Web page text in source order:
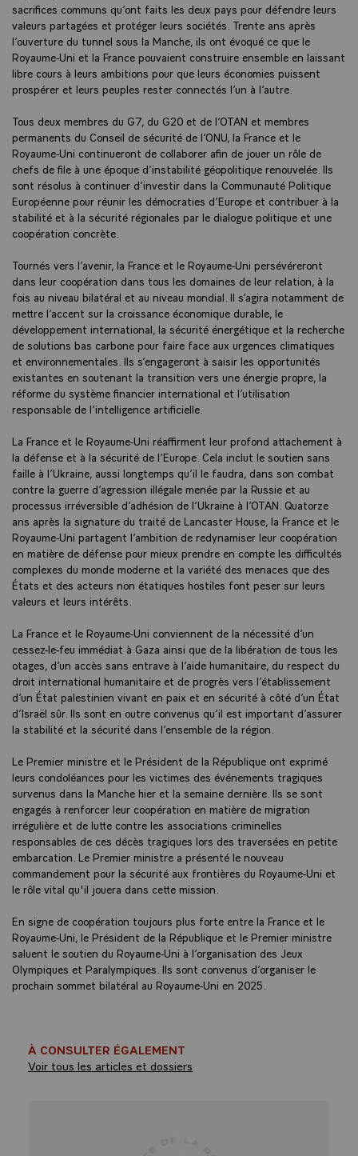
sacrifices communs qu’ont faits les deux pays pour défendre leurs
valeurs partagées et protéger leurs sociétés. Trente ans après
l’ouverture du tunnel sous la Manche, ils ont évoqué ce que le
Royaume-Uni et la France pouvaient construire ensemble en laissant
libre cours à leurs ambitions pour que leurs économies puissent
prospérer et leurs peuples rester connectés l’un à l’autre.
Tous deux membres du G7, du G20 et de l’OTAN et membres
permanents du Conseil de sécurité de l’ONU, la France et le
Royaume-Uni continueront de collaborer afin de jouer un rôle de
chefs de file à une époque d’instabilité géopolitique renouvelée. Ils
sont résolus à continuer d’investir dans la Communauté Politique
Européenne pour réunir les démocraties d’Europe et contribuer à la
stabilité et à la sécurité régionales par le dialogue politique et une
coopération concrète.
Tournés vers l’avenir, la France et le Royaume-Uni persévéreront
dans leur coopération dans tous les domaines de leur relation, à la
fois au niveau bilatéral et au niveau mondial. Il s’agira notamment de
mettre l’accent sur la croissance économique durable, le
développement international, la sécurité énergétique et la recherche
de solutions bas carbone pour faire face aux urgences climatiques
et environnementales. Ils s’engageront à saisir les opportunités
existantes en soutenant la transition vers une énergie propre, la
réforme du système financier international et l’utilisation
responsable de l’intelligence artificielle.
La France et le Royaume-Uni réaffirment leur profond attachement à
la défense et à la sécurité de l’Europe. Cela inclut le soutien sans
faille à l’Ukraine, aussi longtemps qu’il le faudra, dans son combat
contre la guerre d’agression illégale menée par la Russie et au
processus irréversible d’adhésion de l’Ukraine à l’OTAN. Quatorze
ans après la signature du traité de Lancaster House, la France et le
Royaume-Uni partagent l’ambition de redynamiser leur coopération
en matière de défense pour mieux prendre en compte les difficultés
complexes du monde moderne et la variété des menaces que des
États et des acteurs non étatiques hostiles font peser sur leurs
valeurs et leurs intérêts.
La France et le Royaume-Uni conviennent de la nécessité d’un
cessez-le-feu immédiat à Gaza ainsi que de la libération de tous les
otages, d’un accès sans entrave à l’aide humanitaire, du respect du
droit international humanitaire et de progrès vers l’établissement
d’un État palestinien vivant en paix et en sécurité à côté d’un État
d’Israël sûr. Ils sont en outre convenus qu’il est important d’assurer
la stabilité et la sécurité dans l’ensemble de la région.
Le Premier ministre et le Président de la République ont exprimé
leurs condoléances pour les victimes des événements tragiques
survenus dans la Manche hier et la semaine dernière. Ils se sont
engagés à renforcer leur coopération en matière de migration
irrégulière et de lutte contre les associations criminelles
responsables de ces décès tragiques lors des traversées en petite
embarcation. Le Premier ministre a présenté le nouveau
commandement pour la sécurité aux frontières du Royaume-Uni et
le rôle vital qu'il jouera dans cette mission.
En signe de coopération toujours plus forte entre la France et le
Royaume-Uni, le Président de la République et le Premier ministre
saluent le soutien du Royaume-Uni à l’organisation des Jeux
Olympiques et Paralympiques. Ils sont convenus d’organiser le
prochain sommet bilatéral au Royaume-Uni en 2025.
À CONSULTER ÉGALEMENT
Voir tous les articles et dossiers